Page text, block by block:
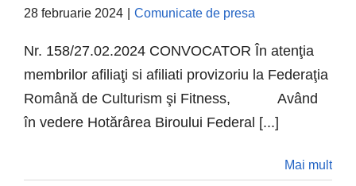
Comunicate de presa
28 februarie 2024 Comunicate de presa
Nr. 158/27.02.2024 CONVOCATOR În atenţia
membrilor afiliaţi si afiliati provizoriu la Federaţia
Română de Culturism şi Fitness, Având
în vedere Hotărârea Biroului Federal [...]
Mai mult